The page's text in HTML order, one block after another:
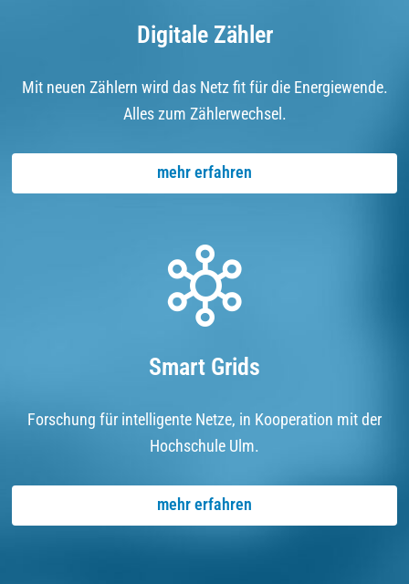
Digitale Zähler
Mit neuen Zählern wird das Netz fit für die Energiewende.
Alles zum Zählerwechsel.
mehr erfahren
Smart Grids
Forschung für intelligente Netze, in Kooperation mit der
Hochschule Ulm.
mehr erfahren